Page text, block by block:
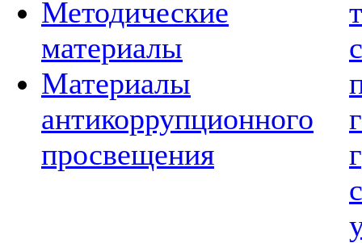
Методические
материалы
Материалы
антикоррупционного
просвещения